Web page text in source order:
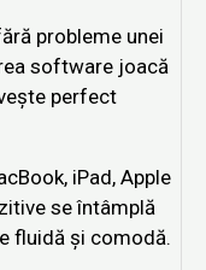
probleme unei
software joacă
perfect
iPad, Apple
se întâmplă
fluidă și comodă.